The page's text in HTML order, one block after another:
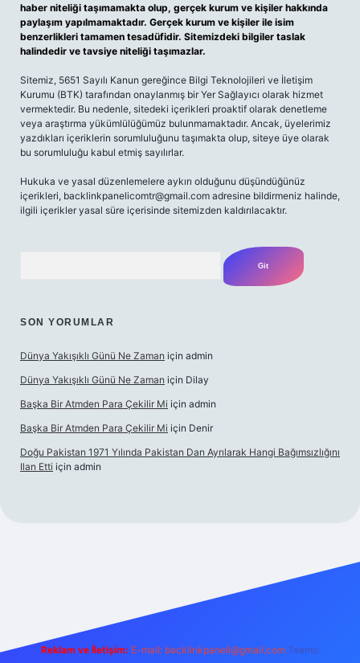
haber niteliği taşımamakta olup, gerçek kurum ve kişiler hakkında
paylaşım yapılmamaktadır. Gerçek kurum ve kişiler ile isim
benzerlikleri tamamen tesadüfidir. Sitemizdeki bilgiler taslak
halindedir ve tavsiye niteliği taşımazlar.
Sitemiz, 5651 Sayılı Kanun gereğince Bilgi Teknolojileri ve İletişim
Kurumu (BTK) tarafından onaylanmış bir Yer Sağlayıcı olarak hizmet
vermektedir. Bu nedenle, sitedeki içerikleri proaktif olarak denetleme
veya araştırma yükümlülüğümüz bulunmamaktadır. Ancak, üyelerimiz
yazdıkları içeriklerin sorumluluğunu taşımakta olup, siteye üye olarak
bu sorumluluğu kabul etmiş sayılırlar.
Hukuka ve yasal düzenlemelere aykırı olduğunu düşündüğünüz
içerikleri, backlinkpanelicomtr@gmail.com adresine bildirmeniz halinde,
ilgili içerikler yasal süre içerisinde sitemizden kaldırılacaktır.
SON YORUMLAR
Dünya Yakışıklı Günü Ne Zaman için admin
Dünya Yakışıklı Günü Ne Zaman için Dilay
Başka Bir Atmden Para Çekilir Mi için admin
Başka Bir Atmden Para Çekilir Mi için Denir
Doğu Pakistan 1971 Yılında Pakistan Dan Ayrılarak Hangi Bağımsızlığını
Ilan Etti için admin
Reklam ve İletişim: E-mail: backlinkpaneli@gmail.com Teams: